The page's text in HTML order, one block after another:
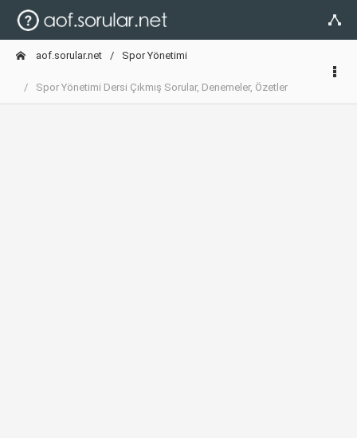
aof.sorular.net Spor Yönetimi
Spor Yönetimi Dersi Çıkmış Sorular, Denemeler, Özetler